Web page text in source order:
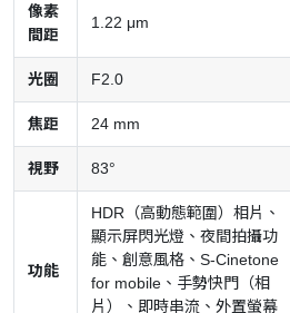
像素
間距
1.22 μm
光圈 F2.0
焦距 24 mm
視野 83°
功能
HDR（高動態範圍）相片、
顯示屏閃光燈、夜間拍攝功
能、創意風格、S-Cinetone
for mobile、手勢快門（相
片）、即時串流、外置螢幕